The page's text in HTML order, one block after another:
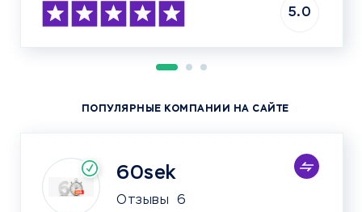
5.0
ПОПУЛЯРНЫЕ КОМПАНИИ НА САЙТЕ
60sek
Отзывы 6